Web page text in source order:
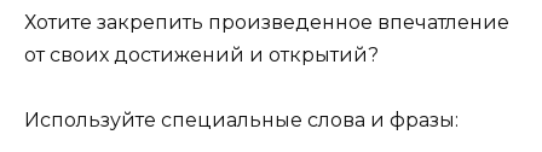
Хотите закрепить произведенное впечатление
от своих достижений и открытий?
Используйте специальные слова и фразы: